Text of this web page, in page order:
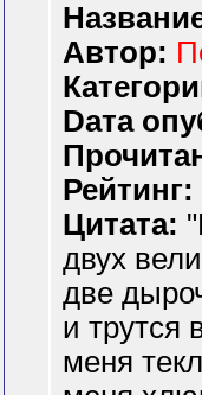
Автор:
Dата
Рейтинг:
Цитата:
двух
две
и трутся
меня